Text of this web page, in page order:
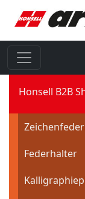
Honsell B2B
Federhalter